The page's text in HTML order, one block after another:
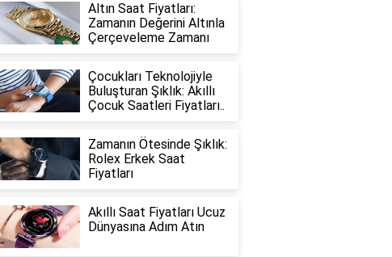
Altın Saat Fiyatları:
Zamanın Değerini Altınla
Çerçeveleme Zamanı
Çocukları Teknolojiyle
Buluşturan Şıklık: Akıllı
Çocuk Saatleri Fiyatları..
Zamanın Ötesinde Şıklık:
Rolex Erkek Saat
Fiyatları
Akıllı Saat Fiyatları Ucuz
Dünyasına Adım Atın